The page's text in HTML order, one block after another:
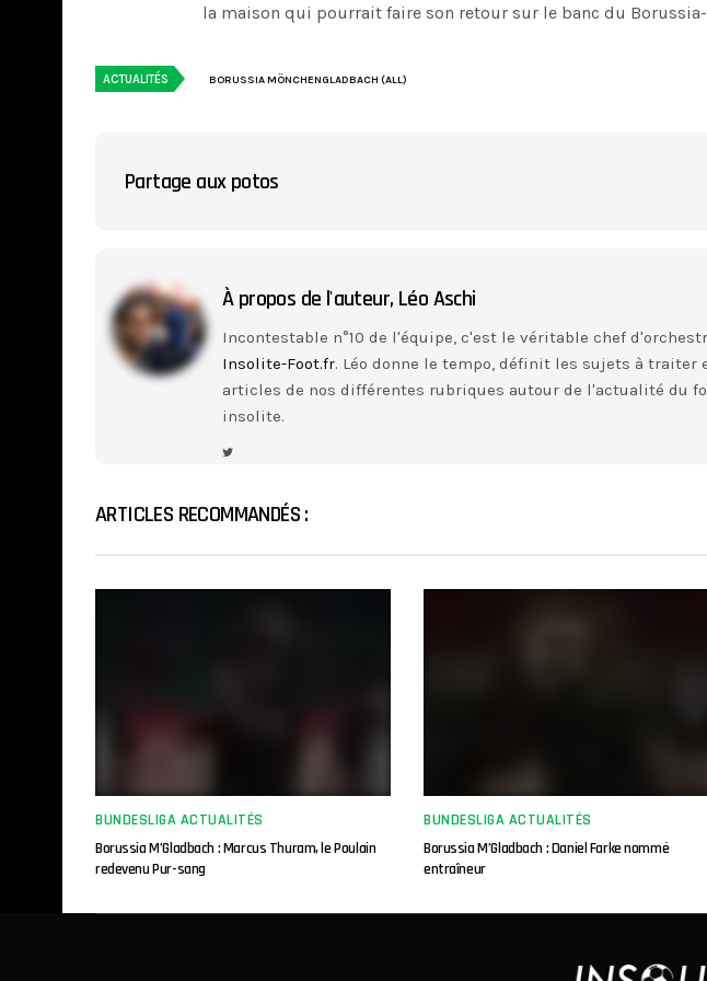
la maison qui pourrait faire son retour sur le banc du Borussia-
ACTUALITÉS BORUSSIA MÖNCHENGLADBACH (ALL)
Partage aux potos
À propos de l'auteur, Léo Aschi
Incontestable n°10 de l'équipe, c'est le véritable chef
Insolite-Foot.fr. Léo donne le tempo, définit les sujets à traiter
articles de nos différentes rubriques autour de l'actualité du
insolite.
ARTICLES RECOMMANDÉS :
BUNDESLIGA ACTUALITÉS
Borussia M’Gladbach : Marcus Thuram, le Poulain
redevenu Pur-sang
BUNDESLIGA ACTUALITÉS
Borussia M’Gladbach : Daniel Farke nommé
entraîneur